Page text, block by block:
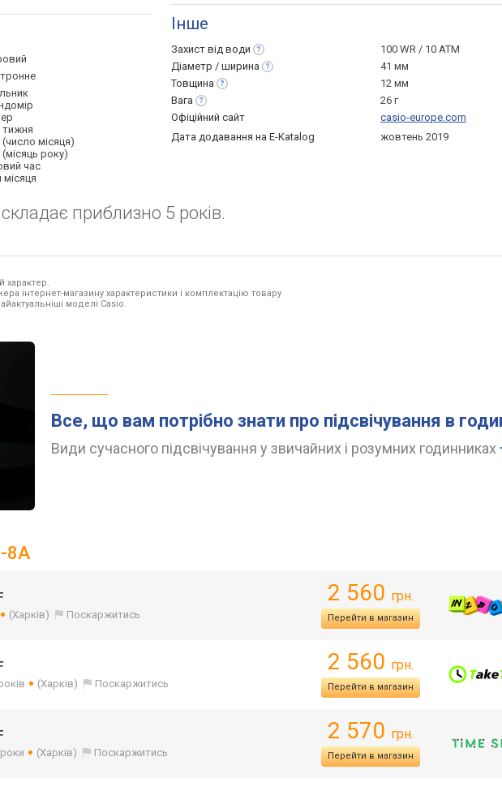
тижня
місяця)
року)
час
Інше
Захист від води
100 WR / 10 ATM
Діаметр / ширина
41 мм
Товщина
12 мм
Вага
26 г
Офіційний сайт
casio-europe.com
Дата додавання на E-Katalog
жовтень 2019
приблизно 5 років.
характер.
інтернет-магазину характеристики і комплектацію товару
моделі Casio.
Все, що вам потрібно знати про підсвічування в
Види сучасного підсвічування у звичайних і розумних годинниках
8A
(Харків) Поскаржитись
2 560 грн.
Перейти в магазин
(Харків) Поскаржитись
2 560 грн.
Перейти в магазин
(Харків) Поскаржитись
2 570 грн.
Перейти в магазин